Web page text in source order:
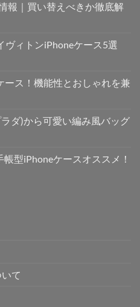
報｜買い替えべきか徹底解
ヴィトンiPhoneケース5選
ース！機能性とおしゃれを兼
ダ)から可愛い編み風バッグ
型iPhoneケースオススメ！
て